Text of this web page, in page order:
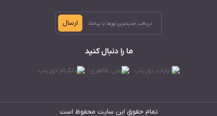
ارسال
ما را دنبال کنید
تمام حقوق این سایت محفوظ است